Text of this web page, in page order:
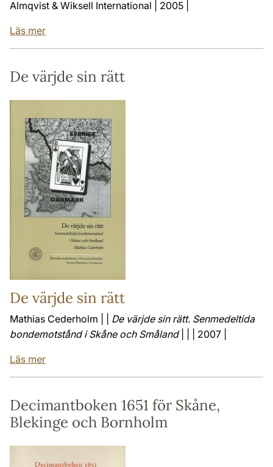
Almqvist & Wiksell International | 2005 |
Läs mer
De värjde sin rätt
De värjde sin rätt
Mathias Cederholm | | De värjde sin rätt. Senmedeltida
bondemotstånd i Skåne och Småland| | | 2007 |
Läs mer
Decimantboken 1651 för Skåne,
Blekinge och Bornholm